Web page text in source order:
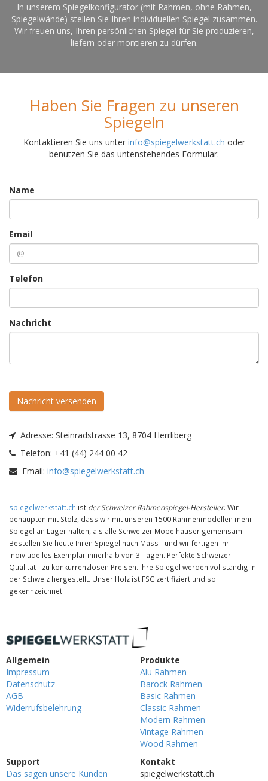
In unserem Spiegelkonfigurator (mit Rahmen, ohne Rahmen,
Spiegelwände) stellen Sie Ihren individuellen Spiegel zusammen.
Wir freuen uns, Ihren persönlichen Spiegel für Sie produzieren,
liefern oder montieren zu dürfen.
Haben Sie Fragen zu unseren
Spiegeln
Kontaktieren Sie uns unter info@spiegelwerkstatt.ch oder
benutzen Sie das untenstehendes Formular.
Name
Email
Telefon
Nachricht
Nachricht versenden
Adresse: Steinradstrasse 13, 8704 Herrliberg
Telefon: +41 (44) 244 00 42
Email: info@spiegelwerkstatt.ch
spiegelwerkstatt.ch ist der Schweizer Rahmenspiegel-Hersteller. Wir
behaupten mit Stolz, dass wir mit unseren 1500 Rahmenmodellen mehr
Spiegel an Lager halten, als alle Schweizer Möbelhäuser gemeinsam.
Bestellen Sie heute Ihren Spiegel nach Mass - und wir fertigen Ihr
indiviudelles Exemplar innerhalb von 3 Tagen. Perfekte Schweizer
Qualität - zu konkurrenzlosen Preisen. Ihre Spiegel werden vollständig in
der Schweiz hergestellt. Unser Holz ist FSC zertifiziert und so
gekennzeichnet.
Allgemein
Impressum
Datenschutz
AGB
Widerrufsbelehrung
Produkte
Alu Rahmen
Barock Rahmen
Basic Rahmen
Classic Rahmen
Modern Rahmen
Vintage Rahmen
Wood Rahmen
Support
Das sagen unsere Kunden
Kontakt
spiegelwerkstatt.ch